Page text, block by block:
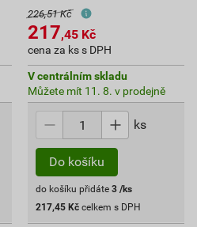
226,51 Kč
217,45 Kč
cena za ks s DPH
V centrálním skladu
Můžete mít 11. 8. v prodejně
ks
Do košíku
do košíku přidáte 3 /ks
217,45 Kč celkem s DPH